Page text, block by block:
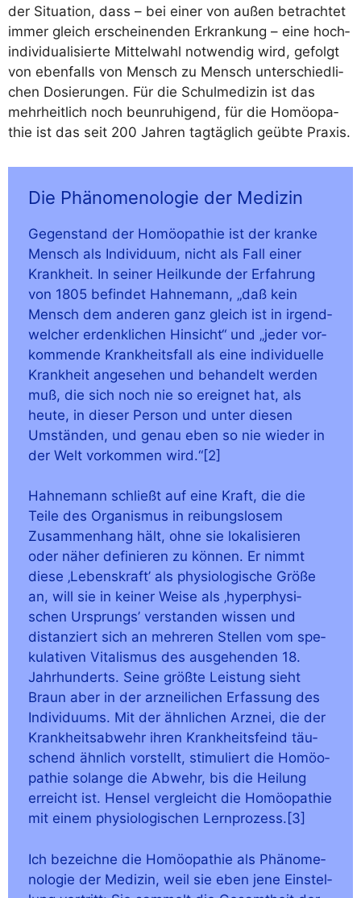
der Situa­ti­on, dass – bei einer von außen betrach­tet
immer gleich erschei­nen­den Erkran­kung – eine hoch­
in­di­vi­dua­li­sier­te Mit­tel­wahl not­wen­dig wird, gefolgt
von eben­falls von Mensch zu Mensch unter­schied­li­
chen Dosie­run­gen. Für die Schul­me­di­zin ist das
mehr­heit­lich noch beun­ru­hi­gend, für die Homöo­pa­
thie ist das seit 200 Jah­ren tag­täg­lich geüb­te Praxis.
Die Phänomenologie der Medizin
Gegen­stand der Homöo­pa­thie ist der kran­ke
Mensch als Indi­vi­du­um, nicht als Fall einer
Krank­heit. In sei­ner Heil­kun­de der Erfah­rung
von 1805 befin­det Hah­ne­mann, „daß kein
Mensch dem ande­ren ganz gleich ist in irgend­
wel­cher erdenk­li­chen Hin­sicht“ und „jeder vor­
kom­men­de Krank­heits­fall als eine indi­vi­du­el­le
Krank­heit ange­se­hen und behan­delt wer­den
muß, die sich noch nie so ereig­net hat, als
heu­te, in die­ser Per­son und unter die­sen
Umstän­den, und genau eben so nie wie­der in
der Welt vor­kom­men wird.“[2]
Hah­ne­mann schließt auf eine Kraft, die die
Tei­le des Orga­nis­mus in rei­bungs­lo­sem
Zusam­men­hang hält, ohne sie loka­li­sie­ren
oder näher defi­nie­ren zu kön­nen. Er nimmt
die­se ‚Lebens­kraft’ als phy­sio­lo­gi­sche Grö­ße
an, will sie in kei­ner Wei­se als ‚hyper­phy­si­
schen Ursprungs’ ver­stan­den wis­sen und
distan­ziert sich an meh­re­ren Stel­len vom spe­
ku­la­ti­ven Vita­lis­mus des aus­ge­hen­den 18.
Jahr­hun­derts. Sei­ne größ­te Leis­tung sieht
Braun aber in der arz­nei­li­chen Erfas­sung des
Indi­vi­du­ums. Mit der ähn­li­chen Arz­nei, die der
Krank­heits­ab­wehr ihren Krank­heits­feind täu­
schend ähn­lich vor­stellt, sti­mu­liert die Homöo­
pa­thie solan­ge die Abwehr, bis die Hei­lung
erreicht ist. Hen­sel ver­gleicht die Homöo­pa­thie
mit einem phy­sio­lo­gi­schen Lernprozess.[3]
Ich bezeich­ne die Homöo­pa­thie als Phä­no­me­
no­lo­gie der Medi­zin, weil sie eben jene Ein­stel­